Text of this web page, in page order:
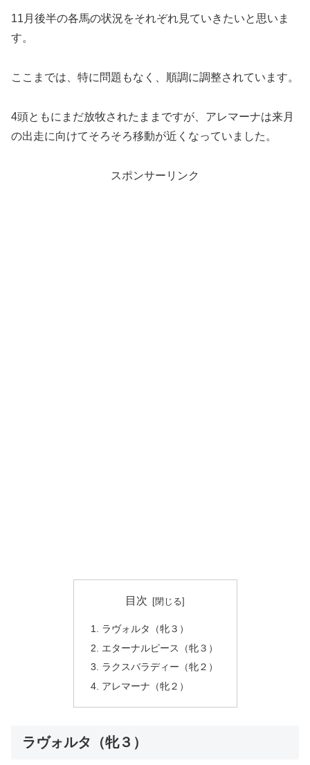
11月後半の各馬の状況をそれぞれ見ていきたいと思いま
す。
ここまでは、特に問題もなく、順調に調整されています。
4頭ともにまだ放牧されたままですが、アレマーナは来月
の出走に向けてそろそろ移動が近くなっていました。
スポンサーリンク
目次
ラヴォルタ（牝３）
エターナルピース（牝３）
ラクスバラディー（牝２）
アレマーナ（牝２）
ラヴォルタ（牝３）